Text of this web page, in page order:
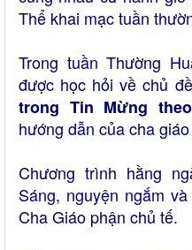
Thể khai mạc tuần
Trong tuần Thường
được học hỏi về chủ đề
trong Tin Mừng
hướng dẫn của cha
Chương trình hằng
Sáng, nguyện ngắm
Cha Giáo phận chủ tế.